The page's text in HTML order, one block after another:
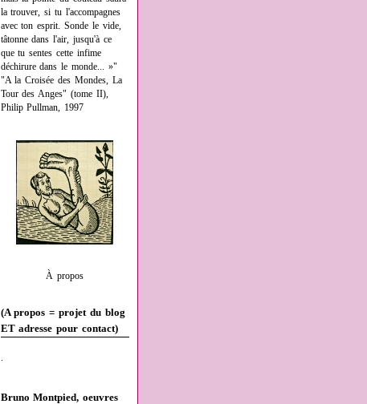
la trouver, si tu l'accompagnes
avec ton esprit. Sonde le vide,
tâtonne dans l'air, jusqu'à ce
que tu sentes cette infime
déchirure dans le monde... »"
"A la Croisée des Mondes, La
Tour des Anges" (tome II),
Philip Pullman, 1997
À propos
(A propos = projet du blog
ET adresse pour contact)
.
Bruno Montpied, oeuvres